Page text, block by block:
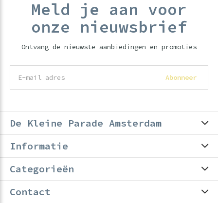
Meld je aan voor
onze nieuwsbrief
Ontvang de nieuwste aanbiedingen en promoties
Abonneer
De Kleine Parade Amsterdam
Informatie
Categorieën
Contact